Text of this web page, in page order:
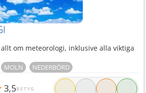
om meteorologi, inklusive alla viktiga
MOLN NEDERBÖRD
3,5BETYG